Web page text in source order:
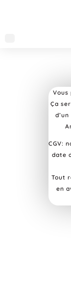
Vous
Ça
CGV:
date
Tout
en